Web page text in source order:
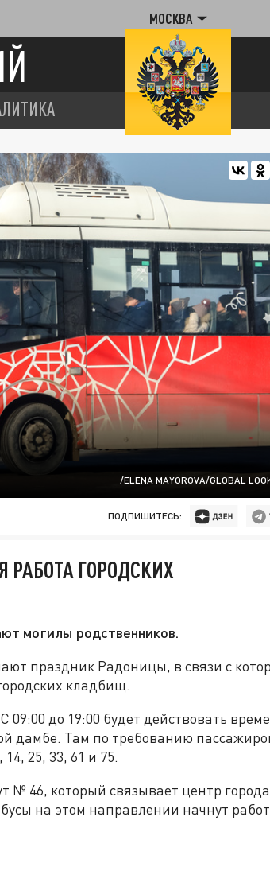
МОСКВА
/ELENA MAYOROVA/GLOBAL
ПОДПИШИТЕСЬ:
ГОРОДСКИХ
могилы родственников.
праздник Радоницы, в связи с
кладбищ.
09:00 до 19:00 будет действовать
Там по требованию
25, 33, 61 и 75.
№ 46, который связывает центр
на этом направлении начнут